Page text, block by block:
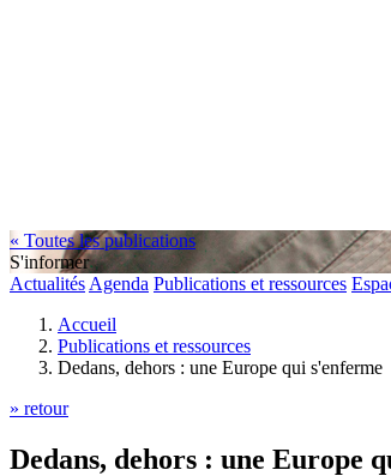
« Toutes les publications
S'informer
Actualités Agenda Publications et ressources
Accueil
Publications et ressources
Dedans, dehors : une Europe qui s'enferme
» retour
Dedans, dehors : une Europe